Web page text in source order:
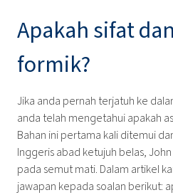
Apakah sifat
formik?
Jika anda pernah terjatuh ke
anda telah mengetahui apakah
Bahan ini pertama kali ditemui
Inggeris abad ketujuh belas,
pada semut mati. Dalam artikel
jawapan kepada soalan berikut: